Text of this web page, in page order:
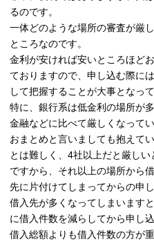
るのです。
一体どのような場所の審査が厳
ところなのです。
金利が安ければ安いところほど
ておりますので、申し込む際に
して把握することが大事となっ
特に、銀行系は低金利の場所が
金融などに比べて厳しくなって
おまとめと言いましても抱えて
とは難しく、4社以上だと厳しい
ですから、それ以上の場所から
先に片付けてしまってからの申
借入先が多くなってしまいます
に借入件数を減らしてから申し
借入総額よりも借入件数の方が